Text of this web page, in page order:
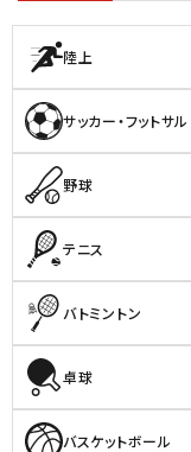
陸上
サッカー・フットサル
野球
テニス
バトミントン
卓球
バスケットボール